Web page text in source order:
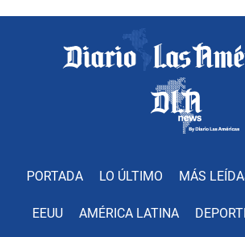
PORTADA LO ÚLTIMO MÁS
EEUU AMÉRICA LATINA